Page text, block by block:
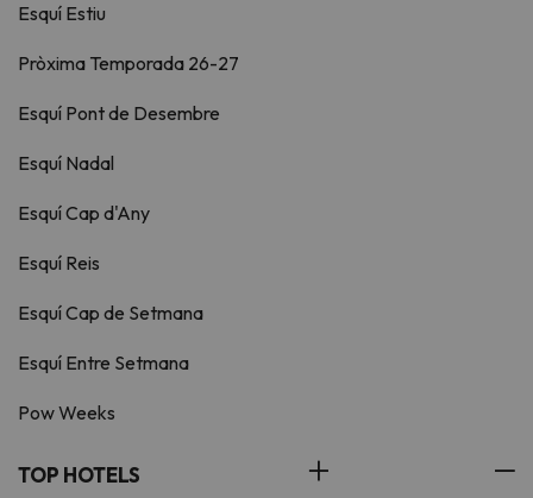
Esquí Estiu
Pròxima Temporada 26-27
Esquí Pont de Desembre
Esquí Nadal
Esquí Cap d'Any
Esquí Reis
Esquí Cap de Setmana
Esquí Entre Setmana
Pow Weeks
TOP HOTELS